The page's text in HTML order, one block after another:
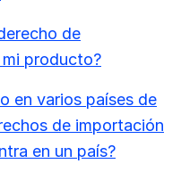
de
producto?
en varios países de
de importación
en un país?